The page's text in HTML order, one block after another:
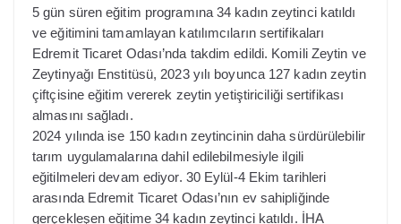
5 gün süren eğitim programına 34 kadın zeytinci katıldı
ve eğitimini tamamlayan katılımcıların sertifikaları
Edremit Ticaret Odası’nda takdim edildi. Komili Zeytin ve
Zeytinyağı Enstitüsü, 2023 yılı boyunca 127 kadın zeytin
çiftçisine eğitim vererek zeytin yetiştiriciliği sertifikası
almasını sağladı.
2024 yılında ise 150 kadın zeytincinin daha sürdürülebilir
tarım uygulamalarına dahil edilebilmesiyle ilgili
eğitilmeleri devam ediyor. 30 Eylül-4 Ekim tarihleri
arasında Edremit Ticaret Odası’nın ev sahipliğinde
gerçekleşen eğitime 34 kadın zeytinci katıldı. İHA